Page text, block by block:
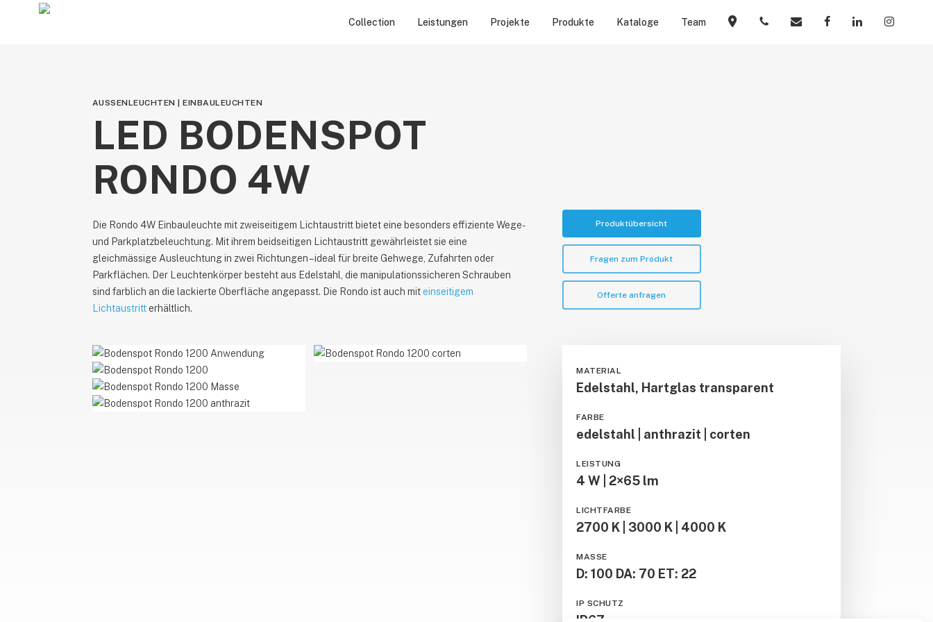
Collection Leistungen Projekte Produkte Kataloge Team Kontakt Telefon FacebookLinkedin
AUSSENLEUCHTEN | EINBAULEUCHTEN
LED BODENSPOT
RONDO 4W
Die Rondo 4W Einbauleuchte mit zweiseitigem Lichtaustritt bietet eine besonders effiziente Wege-
und Parkplatzbeleuchtung. Mit ihrem beidseitigen Lichtaustritt gewährleistet sie eine
gleichmässige Ausleuchtung in zwei Richtungen – ideal für breite Gehwege, Zufahrten oder
Parkflächen. Der Leuchtenkörper besteht aus Edelstahl, die manipulationssicheren Schrauben
sind farblich an die lackierte Oberfläche angepasst. Die Rondo ist auch mit einseitigem
Lichtaustritterhältlich.
Produktübersicht
Fragen zum Produkt
Offerte anfragen
Boden
1200_Rondo_Anwendung
Boden
1200_Rondo_Beitragsbild1
Boden
MATERIAL
Edelstahl, Hartglas transparent
FARBE
edelstahl | anthrazit | corten
LEISTUNG
4 W | 2×65 lm
LICHTFARBE
2700 K | 3000 K | 4000 K
MASSE
D: 100 DA: 70 ET: 22
IP SCHUTZ